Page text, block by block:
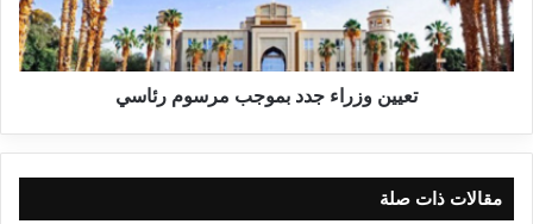
تعيين وزراء جدد بموجب مرسوم رئاسي
مقالات ذات صلة